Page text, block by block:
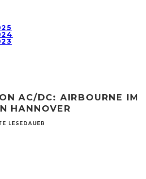
AC/DC: AIRBOURNE IM
HANNOVER
LESEDAUER